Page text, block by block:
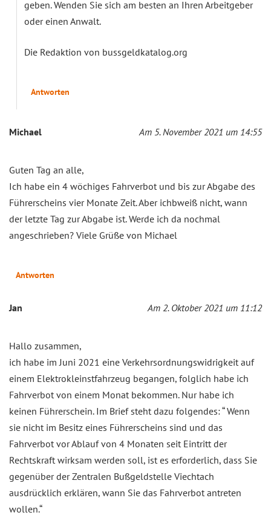
geben. Wenden Sie sich am besten an Ihren Arbeitgeber
oder einen Anwalt.
Die Redaktion von bussgeldkatalog.org
Antworten
Michael Am 5. November 2021 um 14:55
Guten Tag an alle,
Ich habe ein 4 wöchiges Fahrverbot und bis zur Abgabe des
Führerscheins vier Monate Zeit. Aber ichbweiß nicht, wann
der letzte Tag zur Abgabe ist. Werde ich da nochmal
angeschrieben? Viele Grüße von Michael
Antworten
Jan Am 2. Oktober 2021 um 11:12
Hallo zusammen,
ich habe im Juni 2021 eine Verkehrsordnungswidrigkeit auf
einem Elektrokleinstfahrzeug begangen, folglich habe ich
Fahrverbot von einem Monat bekommen. Nur habe ich
keinen Führerschein. Im Brief steht dazu folgendes: “ Wenn
sie nicht im Besitz eines Führerscheins sind und das
Fahrverbot vor Ablauf von 4 Monaten seit Eintritt der
Rechtskraft wirksam werden soll, ist es erforderlich, dass Sie
gegenüber der Zentralen Bußgeldstelle Viechtach
ausdrücklich erklären, wann Sie das Fahrverbot antreten
wollen.“